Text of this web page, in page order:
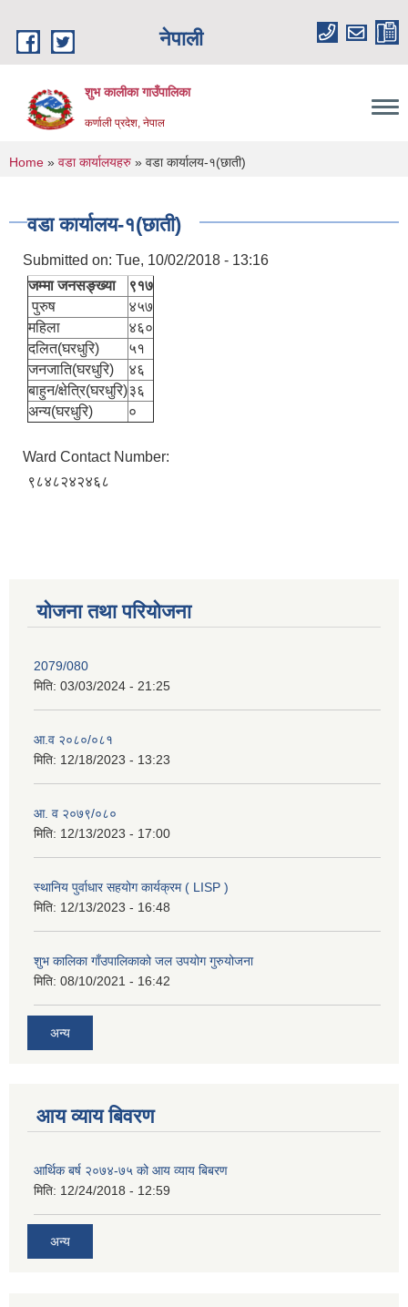
नेपाली
शुभ कालीका गाउँपालिका
कर्णाली प्रदेश, नेपाल
You are here
Home » वडा कार्यालयहरु » वडा कार्यालय-१(छाती)
वडा कार्यालय-१(छाती)
Submitted on: Tue, 10/02/2018 - 13:16
जम्मा जनसङ्ख्या
९१७
पुरुष
४५७
महिला
४६०
दलित(घरधुरि)
५१
जनजाति(घरधुरि)
४६
बाहुन/क्षेत्रि(घरधुरि)३६
अन्य(घरधुरि)
०
Ward Contact Number:
९८४८२४२४६८
योजना तथा परियोजना
2079/080
मिति: 03/03/2024 - 21:25
आ.व २०८०/०८१
मिति: 12/18/2023 - 13:23
आ. व २०७९/०८०
मिति: 12/13/2023 - 17:00
स्थानिय पुर्वाधार सहयोग कार्यक्रम ( LISP )
मिति: 12/13/2023 - 16:48
शुभ कालिका गाँउपालिकाको जल उपयोग गुरुयोजना
मिति: 08/10/2021 - 16:42
अन्य
आय व्याय बिवरण
आर्थिक बर्ष २०७४-७५ को आय व्याय बिबरण
मिति: 12/24/2018 - 12:59
अन्य